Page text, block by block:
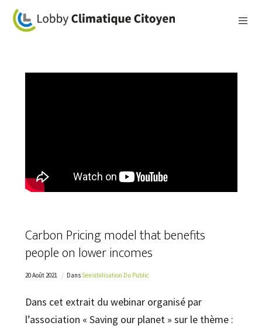
Carbon Pricing model that benefits
people on lower incomes
20 Août 2021 Dans Sensibilisation Du Public
Dans cet extrait du webinar organisé par
l’association « Saving our planet » sur le thème :